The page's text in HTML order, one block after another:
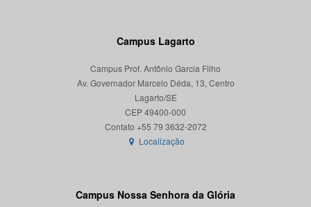
Campus Lagarto
Campus Prof. Antônio Garcia Filho
Av. Governador Marcelo Déda, 13, Centro
Lagarto/SE
CEP 49400-000
Localização
Campus Nossa Senhora da Glória